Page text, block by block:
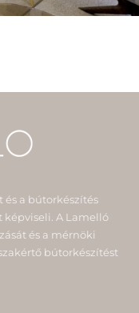
a bútorkészítés
A Lamelló
és a mérnöki
bútorkészítést